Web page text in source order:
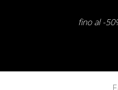
fino al -